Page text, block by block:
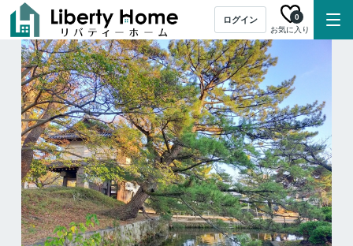
ログイン
お気に入り
0